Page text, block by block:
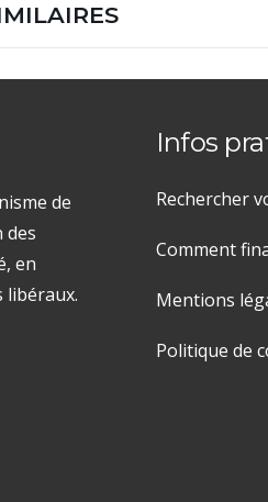
de
des
en
libéraux.
Infos
Rechercher
Comment
Mentions
Politique de